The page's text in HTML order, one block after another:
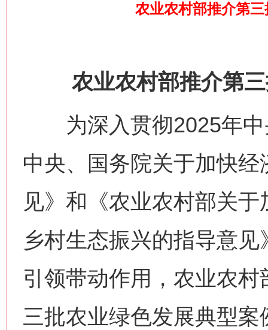
农业农村部推介第
农业农村部推介第三
为深入贯彻2025年中
中央、国务院关于加快
见》和《农业农村部关
乡村生态振兴的指导意
引领带动作用，农业农
三批农业绿色发展典型